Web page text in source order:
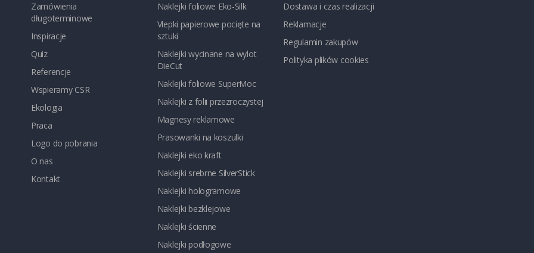
Zamówienia
długoterminowe
Inspiracje
Quiz
Referencje
Wspieramy CSR
Ekologia
Praca
Logo do pobrania
O nas
Kontakt
Naklejki foliowe Eko-Silk
Vlepki papierowe pocięte na
sztuki
Naklejki wycinane na wylot
DieCut
Naklejki foliowe SuperMoc
Naklejki z folii przezroczystej
Magnesy reklamowe
Prasowanki na koszulki
Naklejki eko kraft
Naklejki srebrne SilverStick
Naklejki hologramowe
Naklejki bezklejowe
Naklejki ścienne
Naklejki podłogowe
Dostawa i czas realizacji
Reklamacje
Regulamin zakupów
Polityka plików cookies